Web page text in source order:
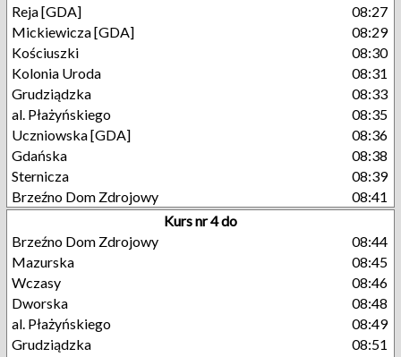
Reja [GDA]
08:27
Mickiewicza [GDA]
08:29
Kościuszki
08:30
Kolonia Uroda
08:31
Grudziądzka
08:33
al. Płażyńskiego
08:35
Uczniowska [GDA]
08:36
Gdańska
08:38
Sternicza
08:39
Brzeźno Dom Zdrojowy
08:41
Kurs nr 4 do
Brzeźno Dom Zdrojowy
08:44
Mazurska
08:45
Wczasy
08:46
Dworska
08:48
al. Płażyńskiego
08:49
Grudziądzka
08:51